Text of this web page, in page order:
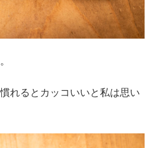
れるとカッコいいと私は思い